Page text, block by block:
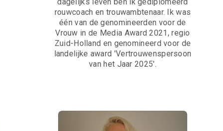
rouwcoach en trouwambtenaar. Ik was
één van de genomineerden voor de
Vrouw in de Media Award 2021, regio
Zuid-Holland en genomineerd voor de
landelijke award 'Vertrouwenspersoon
van het Jaar 2025'.